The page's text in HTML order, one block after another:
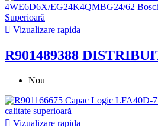
 Vizualizare rapida
R901489388
Nou
 Vizualizare rapida